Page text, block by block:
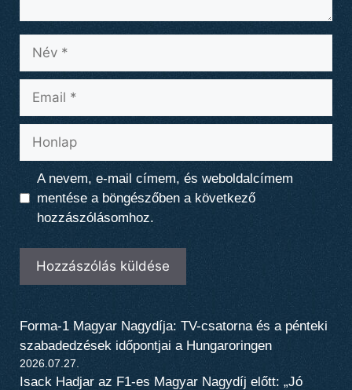
Név
Email
Honlap
A nevem, e-mail címem, és weboldalcímem
mentése a böngészőben a következő
hozzászólásomhoz.
Forma-1 Magyar Nagydíja: TV-csatorna és a pénteki
szabadedzések időpontjai a Hungaroringen
2026.07.27.
Isack Hadjar az F1-es Magyar Nagydíj előtt: „Jó